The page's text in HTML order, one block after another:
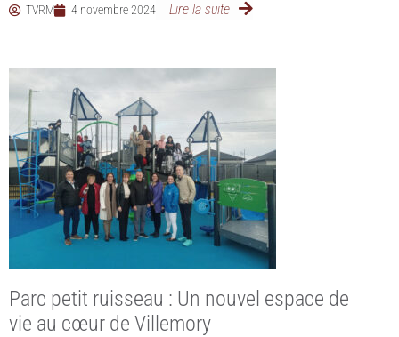
TVRM 4 novembre 2024 Lire la suite
Parc petit ruisseau : Un nouvel espace de
vie au cœur de Villemory